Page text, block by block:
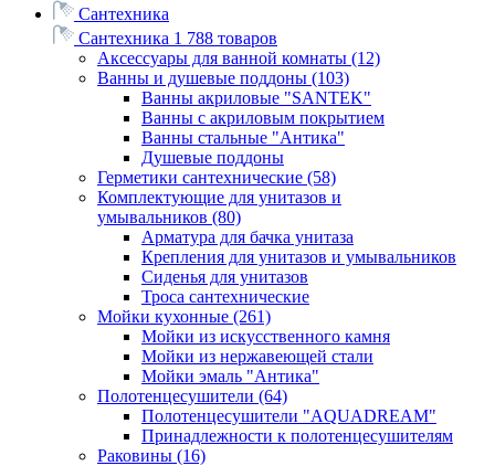
Сантехника
Сантехника 1 788 товаров
Аксессуары для ванной комнаты (12)
Ванны и душевые поддоны (103)
Ванны акриловые "SANTEK"
Ванны с акриловым покрытием
Ванны стальные "Антика"
Душевые поддоны
Герметики сантехнические (58)
Комплектующие для унитазов и
умывальников (80)
Арматура для бачка унитаза
Крепления для унитазов и умывальников
Сиденья для унитазов
Троса сантехнические
Мойки кухонные (261)
Мойки из искусственного камня
Мойки из нержавеющей стали
Мойки эмаль "Антика"
Полотенцесушители (64)
Полотенцесушители "AQUADREAM"
Принадлежности к полотенцесушителям
Раковины (16)